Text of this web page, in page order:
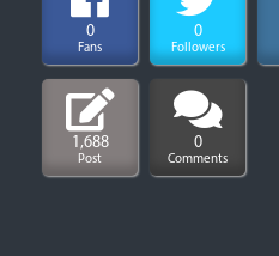
0
Fans
0
Followers
1,688
Post
0
Comments